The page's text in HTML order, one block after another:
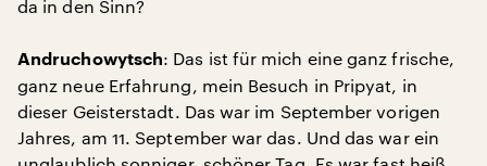
da in den Sinn?
Andruchowytsch: Das ist für mich eine ganz frische,
ganz neue Erfahrung, mein Besuch in Pripyat, in
dieser Geisterstadt. Das war im September vorigen
Jahres, am 11. September war das. Und das war ein